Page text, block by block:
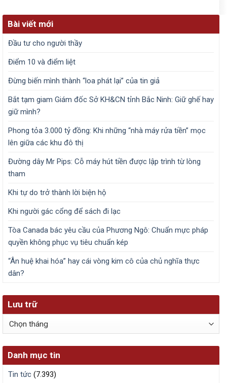
Bài viết mới
Đầu tư cho người thầy
Điểm 10 và điểm liệt
Đừng biến mình thành “loa phát lại” của tin giả
Bắt tạm giam Giám đốc Sở KH&CN tỉnh Bắc Ninh: Giữ ghế hay
giữ mình?
Phong tỏa 3.000 tỷ đồng: Khi những “nhà máy rửa tiền” mọc
lên giữa các khu đô thị
Đường dây Mr Pips: Cỗ máy hút tiền được lập trình từ lòng
tham
Khi tự do trở thành lời biện hộ
Khi người gác cổng để sách đi lạc
Tòa Canada bác yêu cầu của Phương Ngô: Chuẩn mực pháp
quyền không phục vụ tiêu chuẩn kép
“Ân huệ khai hóa” hay cái vòng kim cô của chủ nghĩa thực
dân?
Lưu trữ
Lưu
Danh mục tin
Tin tức (7.393)